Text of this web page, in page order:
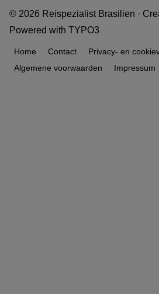
© 2026 Reispezialist Brasilien ·
Powered with TYPO3
Home Contact
Privacy- en
Algemene voorwaarden
Impressum